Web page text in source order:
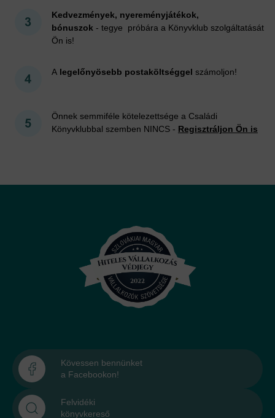
Kedvezmények, nyereményjátékok,
bónuszok - tegye próbára a Könyvklub szolgáltatását
Ön is!
A legelőnyösebb postaköltséggel számoljon!
Önnek semmiféle kötelezettsége a Családi
Könyvklubbal szemben NINCS - Regisztráljon Ön is
Kövessen bennünket
a Facebookon!
Felvidéki
könyvkereső